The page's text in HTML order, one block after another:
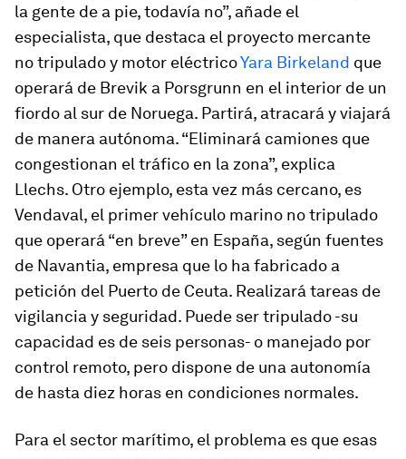
la gente de a pie, todavía no”, añade el
especialista, que destaca el proyecto mercante
no tripulado y motor eléctricoYara Birkeland que
operará de Brevik a Porsgrunn en el interior de un
fiordo al sur de Noruega. Partirá, atracará y viajará
de manera autónoma. “Eliminará camiones que
congestionan el tráfico en la zona”, explica
Llechs. Otro ejemplo, esta vez más cercano, es
Vendaval, el primer vehículo marino no tripulado
que operará “en breve” en España, según fuentes
de Navantia, empresa que lo ha fabricado a
petición del Puerto de Ceuta. Realizará tareas de
vigilancia y seguridad. Puede ser tripulado -su
capacidad es de seis personas- o manejado por
control remoto, pero dispone de una autonomía
de hasta diez horas en condiciones normales.
Para el sector marítimo, el problema es que esas